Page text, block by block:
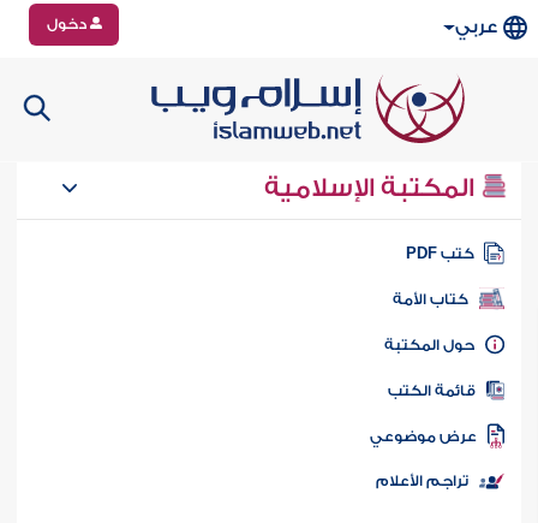
عربي دخول
المكتبة الإسلامية
كتب PDF
كتاب الأمة
المكتبة
الكتب
موضوعي